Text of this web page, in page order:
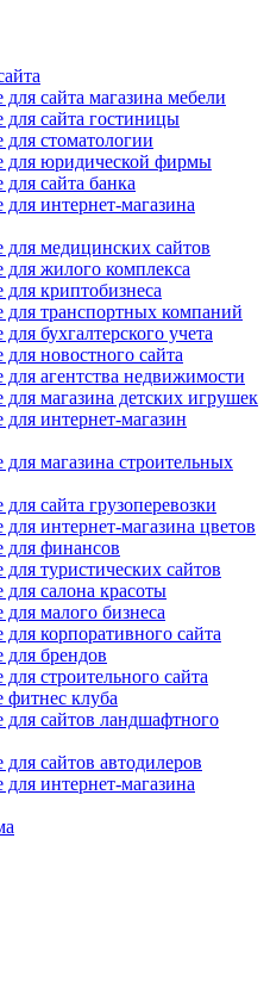
сайта магазина мебели
сайта гостиницы
стоматологии
для юридической фирмы
сайта банка
интернет-магазина
медицинских сайтов
жилого комплекса
криптобизнеса
транспортных компаний
бухгалтерского учета
новостного сайта
агентства недвижимости
магазина детских игрушек
интернет-магазин
магазина строительных
сайта грузоперевозки
интернет-магазина цветов
финансов
туристических сайтов
салона красоты
малого бизнеса
корпоративного сайта
брендов
строительного сайта
клуба
сайтов ландшафтного
сайтов автодилеров
интернет-магазина